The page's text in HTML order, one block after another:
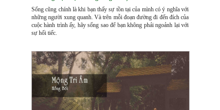
Sống cũng chính là khi bạn thấy sự tồn tại của mình có ý nghĩa với
những người xung quanh. Và trên mỗi đoạn đường đi đến đích của
cuộc hành trình ấy, hãy sống sao để bạn không phải ngoảnh lại với
sự hối tiếc.